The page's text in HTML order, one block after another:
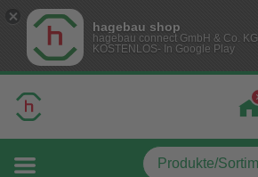
hagebau shop
hagebau connect GmbH & Co. KG
KOSTENLOS- In Google Play